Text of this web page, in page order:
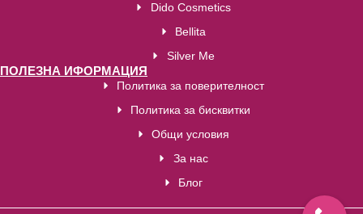
Dido Cosmetics
Bellita
Silver Me
ПОЛЕЗНА ИФОРМАЦИЯ
Политика за поверителност
Политика за бисквитки
Общи условия
За нас
Блог